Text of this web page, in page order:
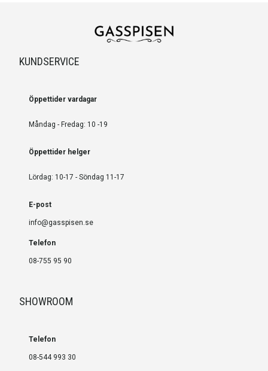
KUNDSERVICE
Öppettider vardagar
Måndag - Fredag: 10 -19
Öppettider helger
Lördag: 10-17 - Söndag 11-17
E-post
info@gasspisen.se
Telefon
08-755 95 90
SHOWROOM
Telefon
08-544 993 30